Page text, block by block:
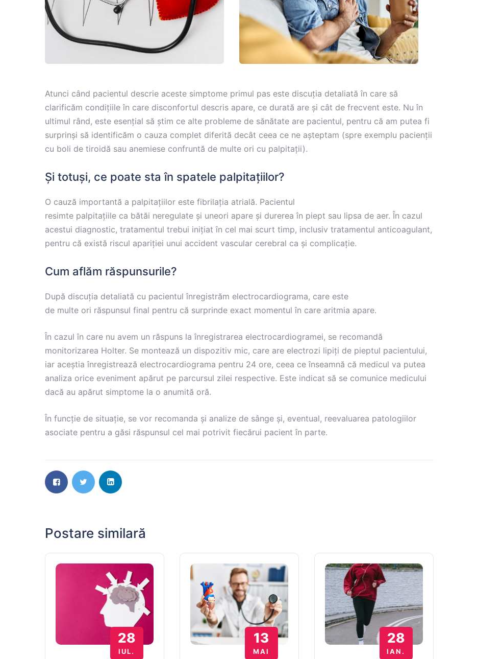
Atunci când pacientul descrie aceste simptome primul pas este discuția detaliată în care să
clarificăm condițiile în care disconfortul descris apare, ce durată are și cât de frecvent este. Nu în
ultimul rând, este esențial să știm ce alte probleme de sănătate are pacientul, pentru că am putea fi
surprinși să identificăm o cauza complet diferită decât ceea ce ne așteptam (spre exemplu pacienții
cu boli de tiroidă sau anemiese confruntă de multe ori cu palpitații).
Și totuși, ce poate sta în spatele palpitațiilor?
O cauză importantă a palpitațiilor este fibrilația atrială. Pacientul
resimte palpitațiile ca bătăi neregulate și uneori apare și durerea în piept sau lipsa de aer. În cazul
acestui diagnostic, tratamentul trebui inițiat în cel mai scurt timp, inclusiv tratamentul anticoagulant,
pentru că există riscul apariției unui accident vascular cerebral ca și complicație.
Cum aflăm răspunsurile?
După discuția detaliată cu pacientul înregistrăm electrocardiograma, care este
de multe ori răspunsul final pentru că surprinde exact momentul în care aritmia apare.
În cazul în care nu avem un răspuns la înregistrarea electrocardiogramei, se recomandă
monitorizarea Holter. Se montează un dispozitiv mic, care are electrozi lipiți de pieptul pacientului,
iar aceștia înregistrează electrocardiograma pentru 24 ore, ceea ce înseamnă că medicul va putea
analiza orice eveniment apărut pe parcursul zilei respective. Este indicat să se comunice medicului
dacă au apărut simptome la o anumită oră.
În funcție de situație, se vor recomanda și analize de sânge și, eventual, reevaluarea patologiilor
asociate pentru a găsi răspunsul cel mai potrivit fiecărui pacient în parte.
Postare similară
28
IUL.
13
MAI
28
IAN.